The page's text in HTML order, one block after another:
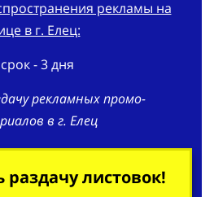
рекламы на
в г. Елец:
- 3 дня
рекламных промо-
в г. Елец
раздачу листовок!